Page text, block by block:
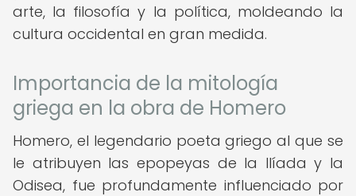
arte, la filosofía y la política, moldeando la
cultura occidental en gran medida.
Importancia de la mitología
griega en la obra de Homero
Homero, el legendario poeta griego al que se
le atribuyen las epopeyas de la Ilíada y la
Odisea, fue profundamente influenciado por